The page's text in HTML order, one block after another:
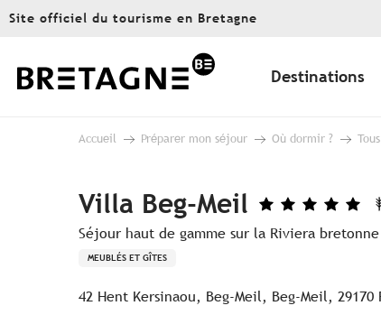
Aller
principal
Site officiel du tourisme en Bretagne
Destinations
Accueil Préparer mon séjour Où dormir ?
Villa Beg-Meil
Séjour haut de gamme sur la Riviera bretonne
MEUBLÉS ET GÎTES
42 Hent Kersinaou, Beg-Meil, Beg-Meil, 29170